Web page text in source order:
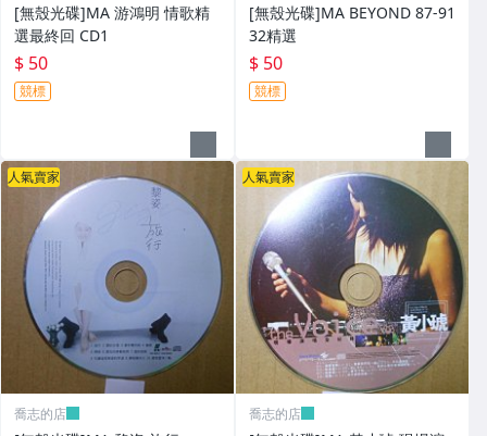
[無殼光碟]MA 游鴻明 情歌精
選最終回 CD1
$ 50
競標
[無殼光碟]MA BEYOND 87-91
32精選
$ 50
競標
人氣賣家
喬志的店
人氣賣家
喬志的店